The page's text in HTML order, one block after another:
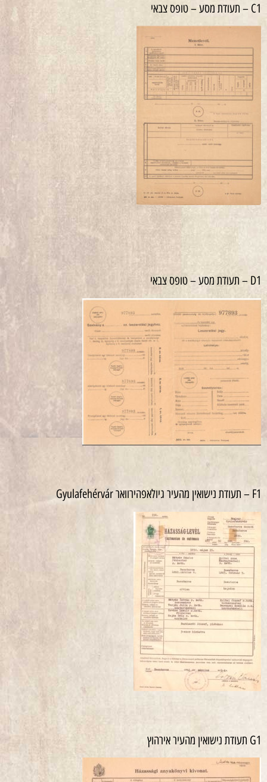
C1 – תעודת מסע – טופס צבאי
D1 – תעודת מסע – טופס צבאי
F1 – תעודת נישואין מהעיר גיולאפהירוואר Gyulafehérvár
G1 תעודת נישואין מהעיר אירהוץ